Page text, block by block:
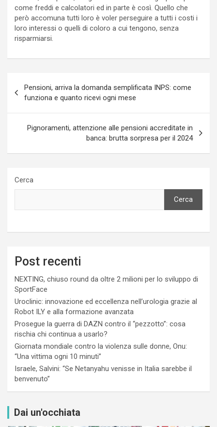
come freddi e calcolatori ed in parte è così. Quello che
però accomuna tutti loro è voler perseguire a tutti i costi i
loro interessi o quelli di coloro a cui tengono, senza
risparmiarsi.
articoli
Pensioni, arriva la domanda semplificata INPS: come
funziona e quanto ricevi ogni mese
Pignoramenti, attenzione alle pensioni accreditate in
banca: brutta sorpresa per il 2024
Cerca
Cerca
Post recenti
NEXTING, chiuso round da oltre 2 milioni per lo sviluppo di
SportFace
Uroclinic: innovazione ed eccellenza nell’urologia grazie al
Robot ILY e alla formazione avanzata
Prosegue la guerra di DAZN contro il “pezzotto”: cosa
rischia chi continua a usarlo?
Giornata mondiale contro la violenza sulle donne, Onu:
“Una vittima ogni 10 minuti”
Israele, Salvini: “Se Netanyahu venisse in Italia sarebbe il
benvenuto”
Dai un'occhiata